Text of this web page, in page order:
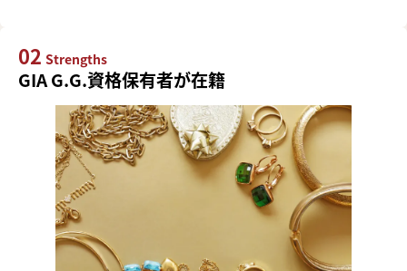
02 Strengths
GIA G.G.資格保有者が在籍